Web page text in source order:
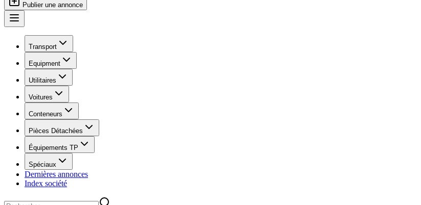
Publier une annonce
Transport
Equipment
Utilitaires
Voitures
Conteneurs
Pièces Détachées
Équipements TP
Spéciaux
Dernières annonces
Index société